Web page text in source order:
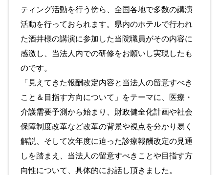
ティング活動を行う傍ら、全国各地で多数の講演
活動を行っておられます。県内のホテルで行われ
た酒井様の講演に参加した当院職員がその内容に
感激し、当法人内での研修をお願いし実現したも
のです。
「見えてきた報酬改定内容と当法人の留意すべき
こと＆目指す方向について」をテーマに、医療・
介護需要予測から始まり、財政健全化計画や社会
保障制度改革など改革の背景や視点を分かり易く
解説、そして次年度に迫った診療報酬改定の見通
しを踏まえ、当法人の留意すべきことや目指す方
向性について、具体的にお話し頂きました。